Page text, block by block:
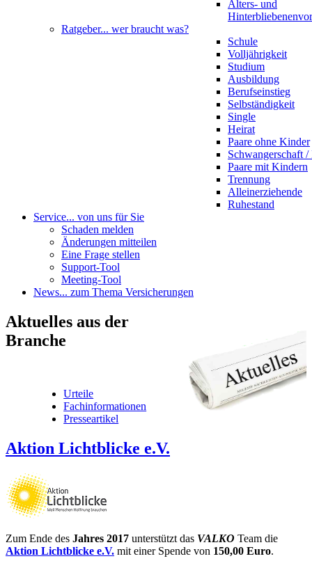
Alters- und
Ratgeber... wer braucht was?
Schule
Volljährigkeit
Studium
Ausbildung
Berufseinstieg
Selbständigkeit
Single
Heirat
Paare ohne Kinder
Schwangerschaft
Paare mit Kindern
Trennung
Alleinerziehende
Ruhestand
Service... von uns für Sie
Schaden melden
Änderungen mitteilen
Eine Frage stellen
Support-Tool
Meeting-Tool
News... zum Thema Versicherungen
Aktuelles aus der
Branche
Urteile
Fachinformationen
Presseartikel
Aktion Lichtblicke e.V.
Zum Ende des Jahres 2017 unterstützt das VALKO Team die
Aktion Lichtblicke e.V. mit einer Spende von 150,00 Euro.